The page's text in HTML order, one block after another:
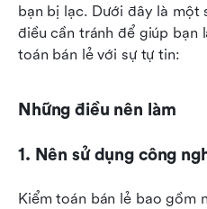
bạn bị lạc. Dưới đây là một
điều cần tránh để giúp bạn
toán bán lẻ với sự tự tin:
Những điều nên làm
1. Nên sử dụng công
Kiểm toán bán lẻ bao gồm